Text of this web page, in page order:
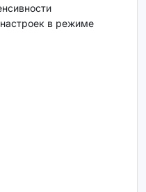
в режиме